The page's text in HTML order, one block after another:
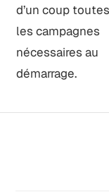
d’un coup toutes
les campagnes
nécessaires au
démarrage.